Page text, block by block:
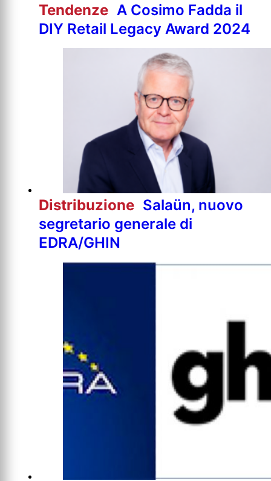
Tendenze A Cosimo Fadda il
DIY Retail Legacy Award 2024
Distribuzione Salaün, nuovo
segretario generale di
EDRA/GHIN